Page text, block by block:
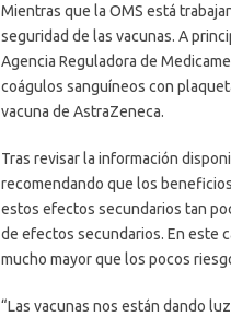
Mientras que la OMS está
seguridad de las vacunas. A
Agencia Reguladora de
coágulos sanguíneos con
vacuna de AstraZeneca.
Tras revisar la información
recomendando que los
estos efectos secundarios tan
de efectos secundarios. En este
mucho mayor que los pocos
“Las vacunas nos están dando